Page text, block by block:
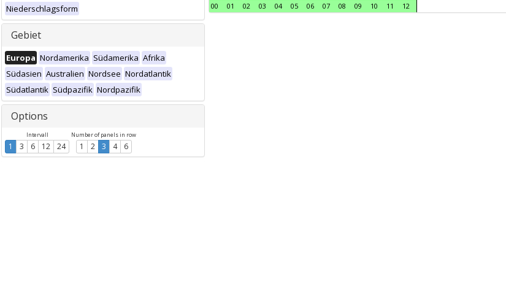
Niederschlagsform
Gebiet
Europa Nordamerika Südamerika Afrika
Südasien Australien Nordsee Nordatlantik
Südatlantik Südpazifik Nordpazifik
Options
Intervall
1 3 6 12 24
Number of panels in row
1 2 3 4 6
00
01 02 03 04 05 06 07 08 09 10 11 12